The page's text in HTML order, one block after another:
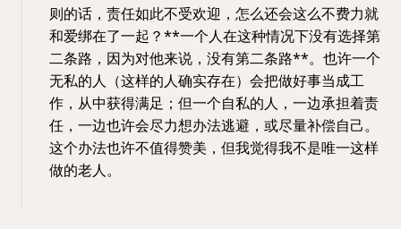
则的话，责任如此不受欢迎，怎么还会这么不费力就
和爱绑在了一起？**一个人在这种情况下没有选择第
二条路，因为对他来说，没有第二条路**。也许一个
无私的人（这样的人确实存在）会把做好事当成工
作，从中获得满足；但一个自私的人，一边承担着责
任，一边也许会尽力想办法逃避，或尽量补偿自己。
这个办法也许不值得赞美，但我觉得我不是唯一这样
做的老人。